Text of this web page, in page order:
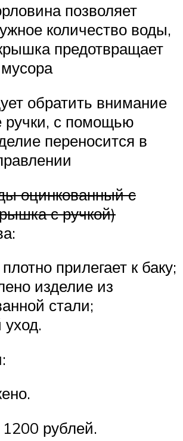
позволяет
количество воды,
предотвращает
обратить внимание
ручки, с помощью
переносится в
оцинкованный с
с ручкой)
прилегает к баку;
изделие из
стали;
уход.
рублей.